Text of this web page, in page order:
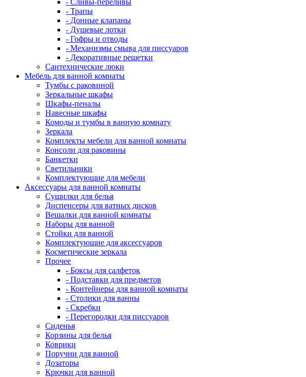
- Сливы-переливы
- Трапы
- Донные клапаны
- Душевые лотки
- Гофры и отводы
- Механизмы смыва для писсуаров
- Декоративные решетки
Сантехнические люки
Мебель для ванной комнаты
Тумбы с раковиной
Зеркальные шкафы
Шкафы-пеналы
Навесные шкафы
Комоды и тумбы в ванную комнату
Зеркала
Комплекты мебели для ванной комнаты
Консоли для раковины
Банкетки
Светильники
Комплектующие для мебели
Аксессуары для ванной комнаты
Сушилки для белья
Диспенсеры для ватных дисков
Вешалки для ванной комнаты
Наборы для ванной
Стойки для ванной
Комплектующие для аксессуаров
Косметические зеркала
Прочее
- Боксы для салфеток
- Подставки для предметов
- Контейнеры для ванной комнаты
- Столики для ванны
- Скребки
- Перегородки для писсуаров
Сиденья
Корзины для белья
Коврики
Поручни для ванной
Дозаторы
Крючки для ванной